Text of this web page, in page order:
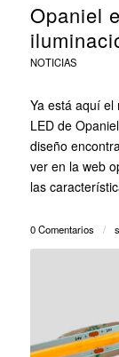
Opaniel
NOTICIAS
Ya está aquí el
LED de
diseño
ver en la web
las
0 Comentarios /